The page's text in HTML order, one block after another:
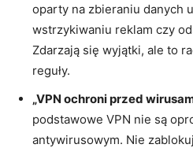
oparty na zbieraniu danych
wstrzykiwaniu reklam czy
Zdarzają się wyjątki, ale to
reguły.
„VPN ochroni przed
podstawowe VPN nie są
antywirusowym. Nie